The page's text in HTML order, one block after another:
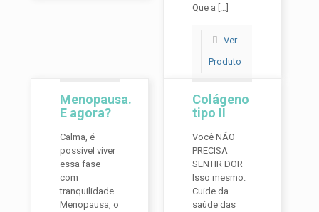
Que a […]
Ver
Produto
Menopausa.
E agora?
Calma, é
possível viver
essa fase
com
tranquilidade.
Menopausa, o
Colágeno
tipo II
Você NÃO
PRECISA
SENTIR DOR
Isso mesmo.
Cuide da
saúde das